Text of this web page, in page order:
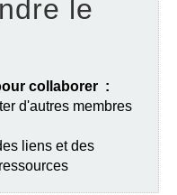
le
collaborer :
d'autres membres
liens et des